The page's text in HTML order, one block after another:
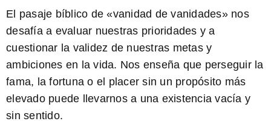
El pasaje bíblico de «vanidad de vanidades» nos
desafía a evaluar nuestras prioridades y a
cuestionar la validez de nuestras metas y
ambiciones en la vida. Nos enseña que perseguir la
fama, la fortuna o el placer sin un propósito más
elevado puede llevarnos a una existencia vacía y
sin sentido.